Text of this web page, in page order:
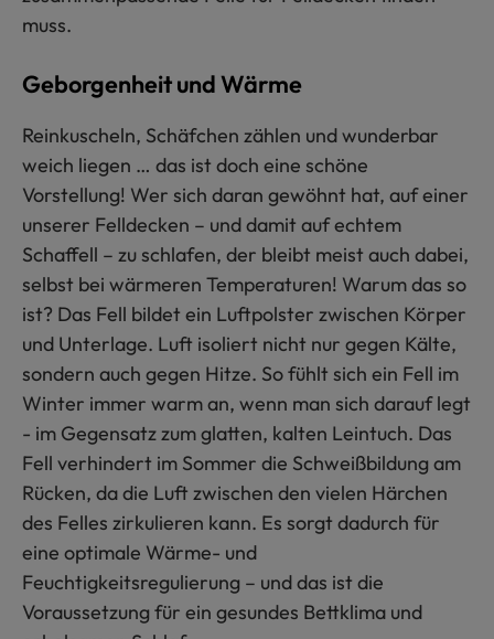
muss.
Geborgenheit und Wärme
Reinkuscheln, Schäfchen zählen und wunderbar
weich liegen … das ist doch eine schöne
Vorstellung! Wer sich daran gewöhnt hat, auf einer
unserer Felldecken – und damit auf echtem
Schaffell – zu schlafen, der bleibt meist auch dabei,
selbst bei wärmeren Temperaturen! Warum das so
ist? Das Fell bildet ein Luftpolster zwischen Körper
und Unterlage. Luft isoliert nicht nur gegen Kälte,
sondern auch gegen Hitze. So fühlt sich ein Fell im
Winter immer warm an, wenn man sich darauf legt
- im Gegensatz zum glatten, kalten Leintuch. Das
Fell verhindert im Sommer die Schweißbildung am
Rücken, da die Luft zwischen den vielen Härchen
des Felles zirkulieren kann. Es sorgt dadurch für
eine optimale Wärme- und
Feuchtigkeitsregulierung – und das ist die
Voraussetzung für ein gesundes Bettklima und